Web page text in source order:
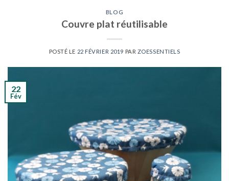
BLOG
Couvre plat réutilisable
POSTÉ LE 22 FÉVRIER 2019 PAR ZOESSENTIELS
22
Fév